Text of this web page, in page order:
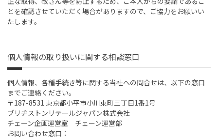
とを確認させていただく場合がありますので、ご協力をお願いい
たします。
個人情報の取り扱いに関する相談窓口
個人情報、各種手続き等に関する当社への問合せは、以下の窓口
までご連絡ください。
〒187-8531 東京都小平市小川東町三丁目1番1号
ブリヂストンリテールジャパン株式会社
チェーン企画運営室 チェーン運営部
お問い合わせ窓口：